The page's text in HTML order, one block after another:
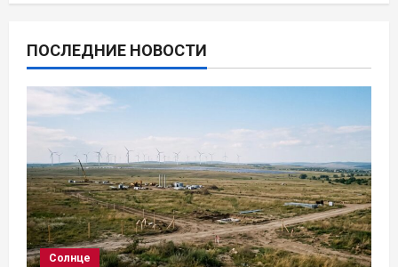
ПОСЛЕДНИЕ НОВОСТИ
Солнце